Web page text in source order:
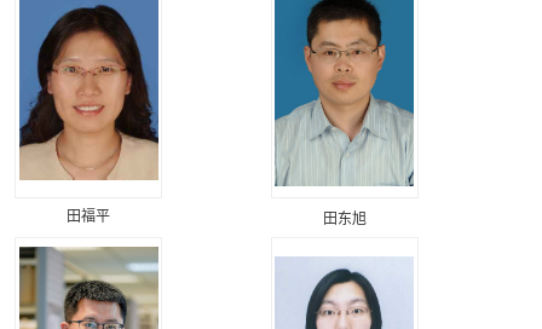
田福平 田东旭